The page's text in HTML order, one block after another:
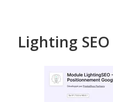
Lighting SEO